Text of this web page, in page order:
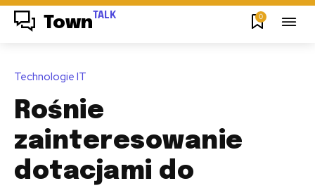
Town TALK 0
Technologie IT
Rośnie
zainteresowanie
dotacjami do